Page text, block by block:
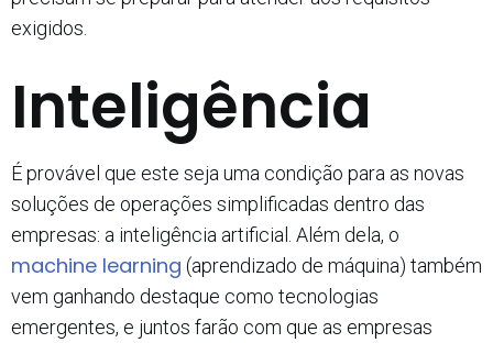
exigidos.
Inteligência
É provável que este seja uma condição para as novas
soluções de operações simplificadas dentro das
empresas: a inteligência artificial. Além dela, o
machine learning (aprendizado de máquina) também
vem ganhando destaque como tecnologias
emergentes, e juntos farão com que as empresas